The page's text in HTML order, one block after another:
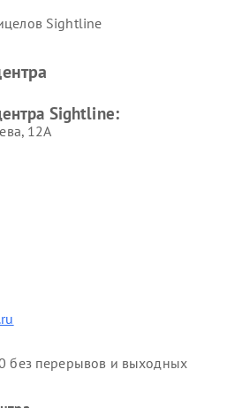
Sightline
Sightline:
12А
без перерывов и выходных